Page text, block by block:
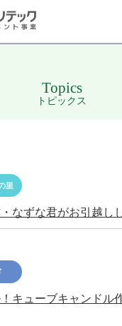
Topics
トピックス
里
なずな君がお引越し
キューブキャンドル